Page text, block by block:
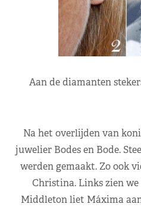
Aan de diamanten
Na het overlijden van
juwelier Bodes en Bode.
werden gemaakt. Zo ook
Christina. Links zien
Middleton liet Máxima